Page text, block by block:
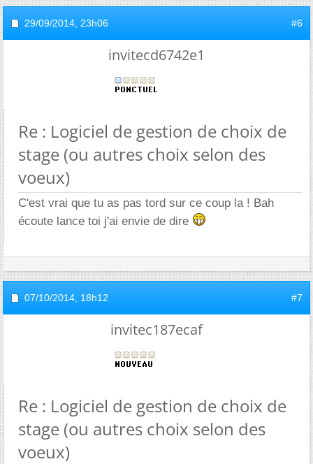
29/09/2014, 23h06 #6
invitecd6742e1
Re : Logiciel de gestion de choix de
stage (ou autres choix selon des
voeux)
C'est vrai que tu as pas tord sur ce coup la ! Bah
écoute lance toi j'ai envie de dire
07/10/2014, 18h12 #7
invitec187ecaf
Re : Logiciel de gestion de choix de
stage (ou autres choix selon des
voeux)